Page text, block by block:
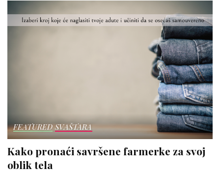
FEATURED SVAŠTARA
Kako pronaći savršene farmerke za svoj
oblik tela